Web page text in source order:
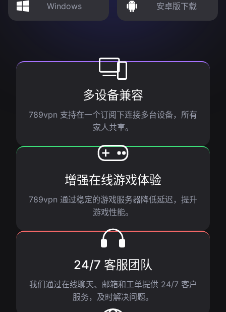
Windows 安卓版下载
多设备兼容
789vpn 支持在一个订阅下连接多台设备，所有
家人共享。
增强在线游戏体验
789vpn 通过稳定的游戏服务器降低延迟，提升
游戏性能。
24/7 客服团队
我们通过在线聊天、邮箱和工单提供 24/7 客户
服务，及时解决问题。